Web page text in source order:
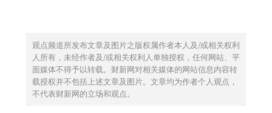
观点频道所发布文章及图片之版权属作者本人及/或相关权利
人所有，未经作者及/或相关权利人单独授权，任何网站、平
面媒体不得予以转载。财新网对相关媒体的网站信息内容转
载授权并不包括上述文章及图片。文章均为作者个人观点，
不代表财新网的立场和观点。